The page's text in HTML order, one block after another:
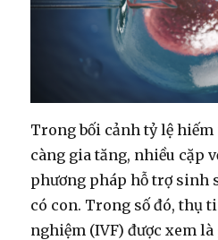
Trong bối cảnh tỷ lệ
càng gia tăng, nhiều cặp
phương pháp hỗ trợ sinh
có con. Trong số đó, thụ
nghiệm (IVF) được xem